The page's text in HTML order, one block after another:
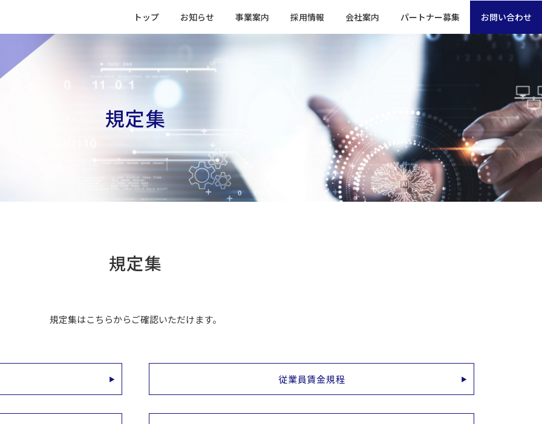
トップ お知らせ 事業案内 採用情報 会社案内 パートナー募集 お問い合わせ
規定集
規定集
規定集はこちらからご確認いただけます。
従業員賃金規程